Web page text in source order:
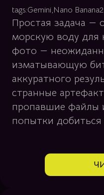
tags:Gemini,Nano Banana2
Простая задача —
морскую воду для
фото —
изматывающую
аккуратного
странные
пропавшие файлы
попытки